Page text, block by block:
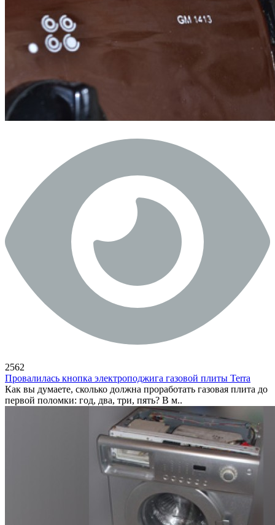
2562
Провалилась кнопка электроподжига газовой плиты Terra
Как вы думаете, сколько должна проработать газовая плита до
первой поломки: год, два, три, пять? В м..